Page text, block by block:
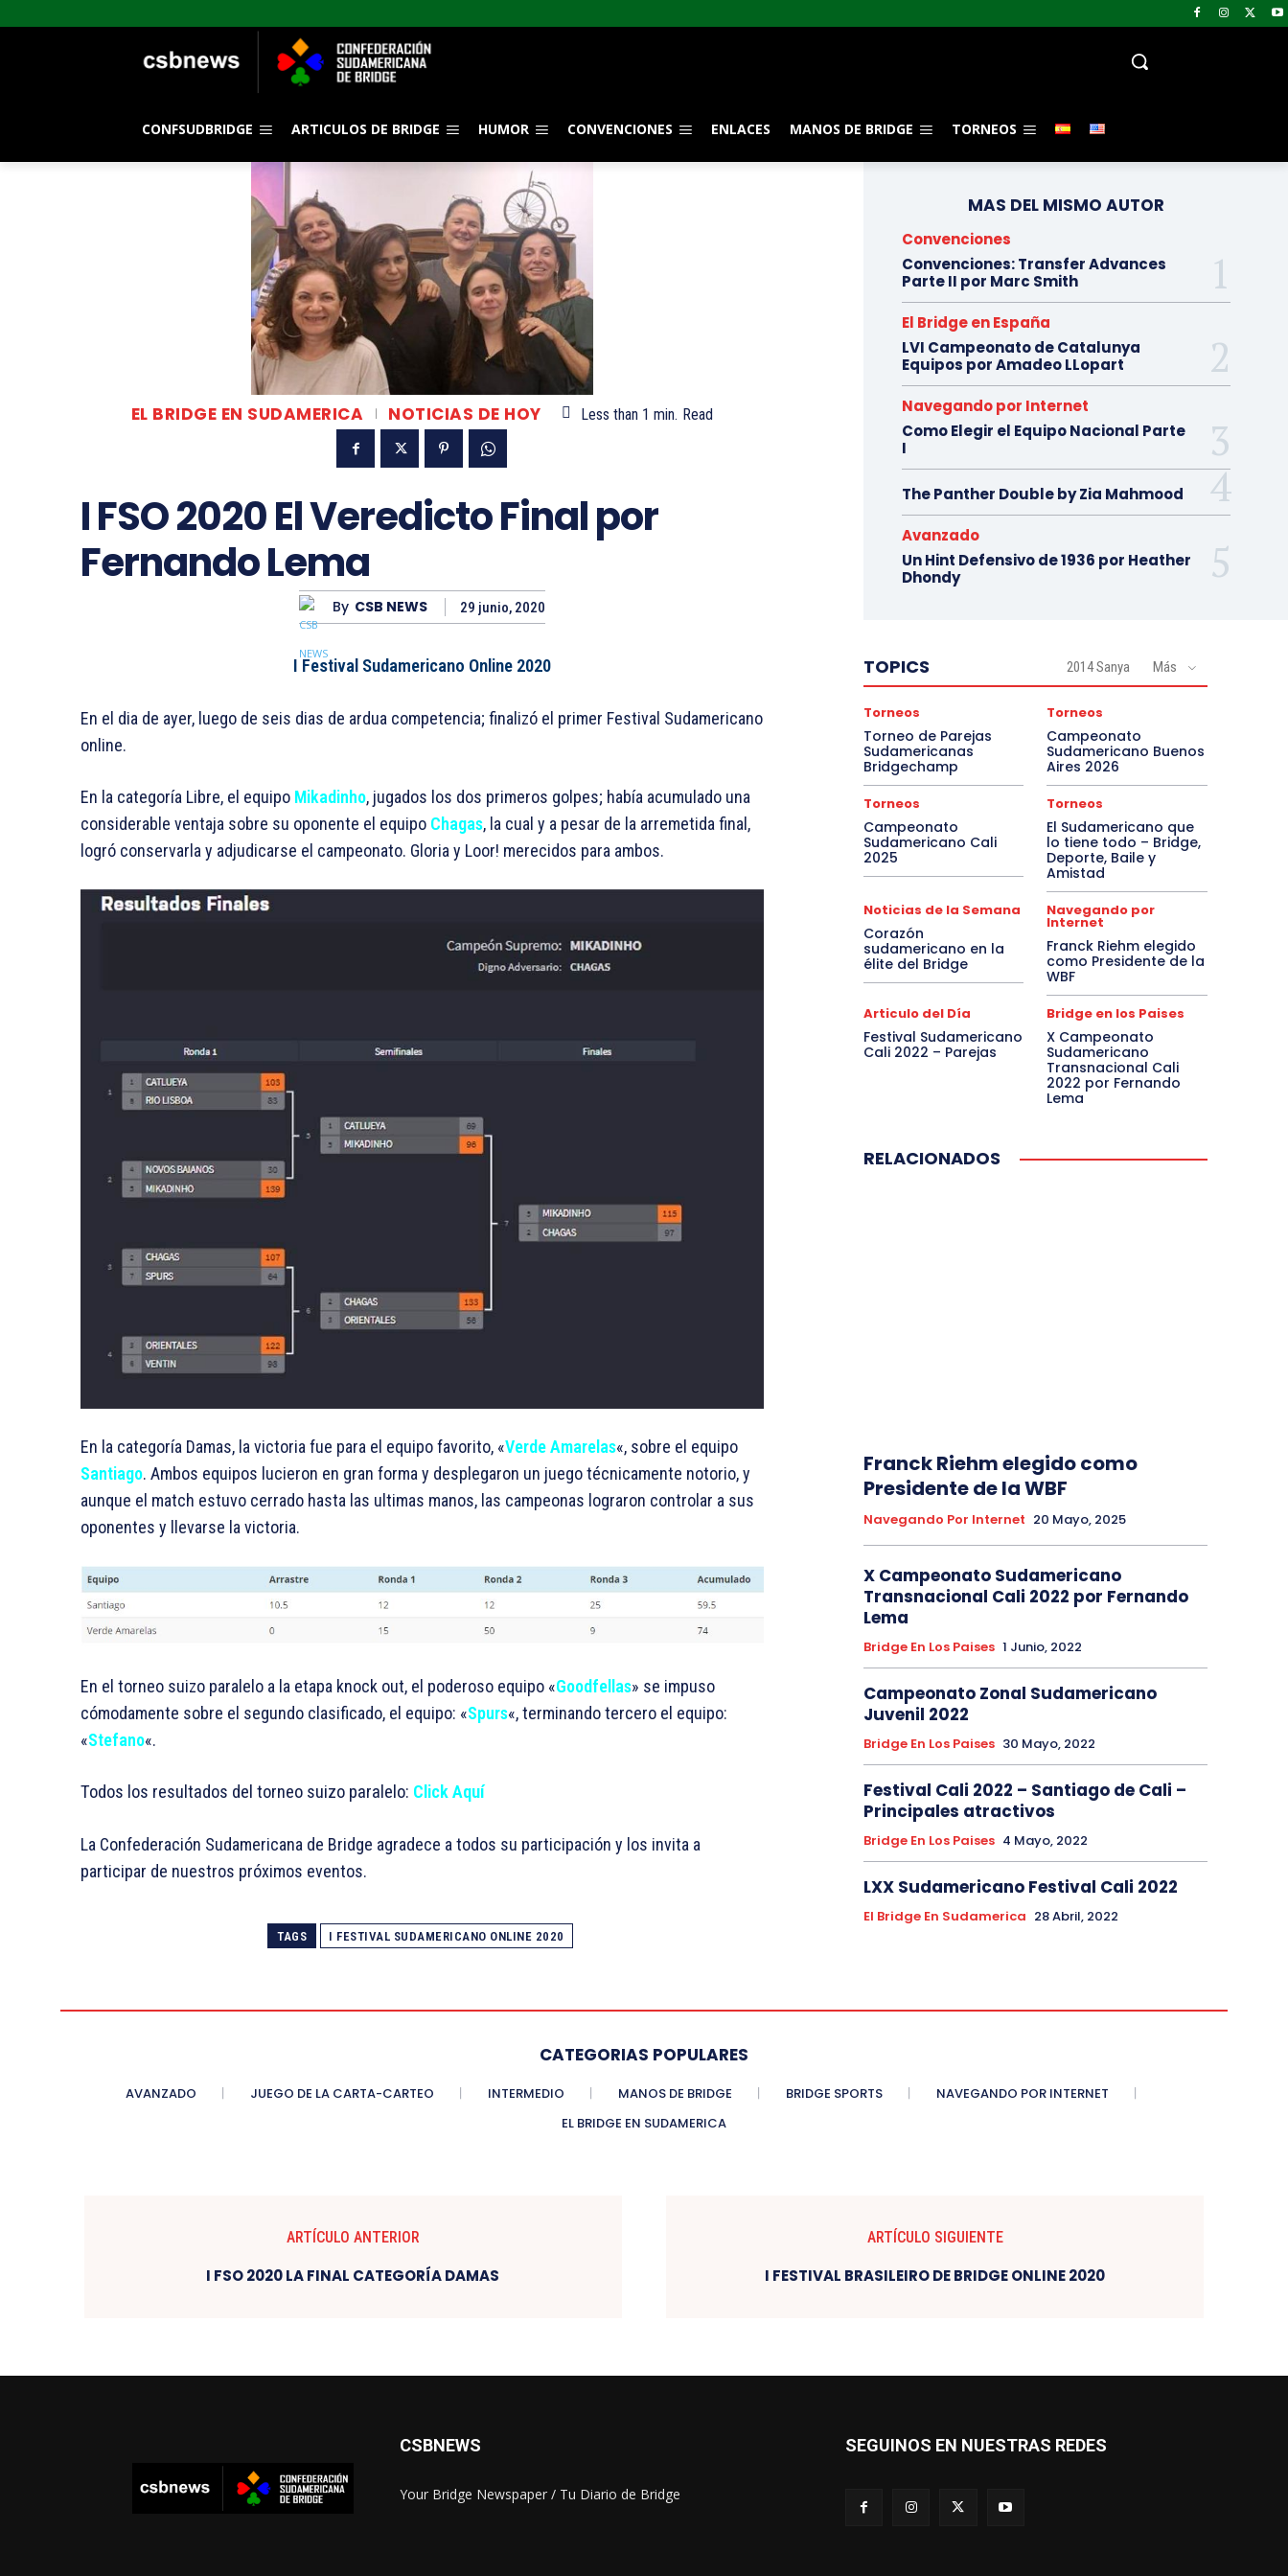
CONFSUDBRIDGE ARTICULOS DE BRIDGE HUMOR CONVENCIONES ENLACES MANOS DE BRIDGE TORNEOS
EL BRIDGE EN SUDAMERICA NOTICIAS DE HOY Less than 1 min. Read
I FSO 2020 El Veredicto Final por
Fernando Lema
By CSB NEWS 29 junio, 2020
I Festival Sudamericano Online 2020
En el dia de ayer, luego de seis dias de ardua competencia; finalizó el primer Festival Sudamericano
online.
En la categoría Libre, el equipo Mikadinho, jugados los dos primeros golpes; había acumulado una
considerable ventaja sobre su oponente el equipo Chagas, la cual y a pesar de la arremetida final,
logró conservarla y adjudicarse el campeonato. Gloria y Loor! merecidos para ambos.
En la categoría Damas, la victoria fue para el equipo favorito, «Verde Amarelas«, sobre el equipo
Santiago. Ambos equipos lucieron en gran forma y desplegaron un juego técnicamente notorio, y
aunque el match estuvo cerrado hasta las ultimas manos, las campeonas lograron controlar a sus
oponentes y llevarse la victoria.
En el torneo suizo paralelo a la etapa knock out, el poderoso equipo «Goodfellas» se impuso
cómodamente sobre el segundo clasificado, el equipo: «Spurs«, terminando tercero el equipo:
«Stefano«.
Todos los resultados del torneo suizo paralelo: Click Aquí
La Confederación Sudamericana de Bridge agradece a todos su participación y los invita a
participar de nuestros próximos eventos.
TAGS I FESTIVAL SUDAMERICANO ONLINE 2020
MAS DEL MISMO AUTOR
Convenciones
Convenciones: Transfer Advances
Parte II por Marc Smith
El Bridge en España
LVI Campeonato de Catalunya
Equipos por Amadeo LLopart
Navegando por Internet
Como Elegir el Equipo Nacional Parte
I
The Panther Double by Zia Mahmood
Avanzado
Un Hint Defensivo de 1936 por Heather
Dhondy
TOPICS 2014 Sanya Más
Torneos
Torneo de Parejas
Sudamericanas
Bridgechamp
Torneos
Campeonato
Sudamericano Buenos
Aires 2026
Torneos
Campeonato
Sudamericano Cali
2025
Torneos
El Sudamericano que
lo tiene todo – Bridge,
Deporte, Baile y
Amistad
Noticias de la Semana
Corazón
sudamericano en la
élite del Bridge
Navegando por
Internet
Franck Riehm elegido
como Presidente de la
WBF
Articulo del Día
Festival Sudamericano
Cali 2022 – Parejas
Bridge en los Paises
X Campeonato
Sudamericano
Transnacional Cali
2022 por Fernando
Lema
RELACIONADOS
Franck Riehm elegido como
Presidente de la WBF
Navegando Por Internet 20 Mayo, 2025
X Campeonato Sudamericano
Transnacional Cali 2022 por Fernando
Lema
Bridge En Los Paises 1 Junio, 2022
Campeonato Zonal Sudamericano
Juvenil 2022
Bridge En Los Paises 30 Mayo, 2022
Festival Cali 2022 – Santiago de Cali –
Principales atractivos
Bridge En Los Paises 4 Mayo, 2022
LXX Sudamericano Festival Cali 2022
El Bridge En Sudamerica 28 Abril, 2022
CATEGORIAS POPULARES
AVANZADO JUEGO DE LA CARTA-CARTEO INTERMEDIO MANOS DE BRIDGE BRIDGE SPORTS
NAVEGANDO POR INTERNET
EL BRIDGE EN SUDAMERICA
ARTÍCULO ANTERIOR
I FSO 2020 LA FINAL CATEGORÍA DAMAS
ARTÍCULO SIGUIENTE
I FESTIVAL BRASILEIRO DE BRIDGE ONLINE 2020
CSBNEWS
Your Bridge Newspaper / Tu Diario de Bridge
SEGUINOS EN NUESTRAS REDES